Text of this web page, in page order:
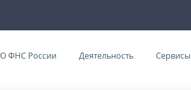
О ФНС России Деятельность Сервисы